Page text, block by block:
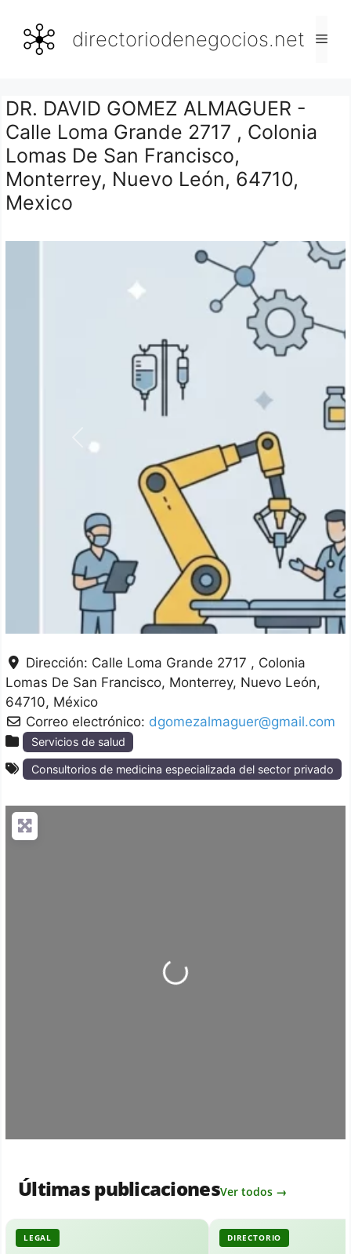
contenido
directoriodenegocios.net
DR. DAVID GOMEZ ALMAGUER -
Calle Loma Grande 2717 , Colonia
Lomas De San Francisco,
Monterrey, Nuevo León, 64710,
Mexico
Anterior
Dirección: Calle Loma Grande 2717 , Colonia
Lomas De San Francisco Monterrey Nuevo León
64710 México
Correo electrónico: dgomezalmaguer@gmail.com
Servicios de salud
Consultorios de medicina especializada del sector privado
Loading...
Últimas publicacionesVer todos →
LEGAL DIRECTORIO